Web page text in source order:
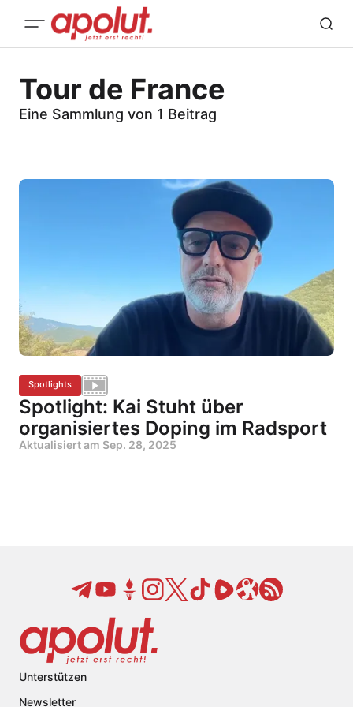
Tour de France
Eine Sammlung von 1 Beitrag
Spotlights
Spotlight: Kai Stuht über
organisiertes Doping im Radsport
Aktualisiert am Sep. 28, 2025
Unterstützen
Newsletter